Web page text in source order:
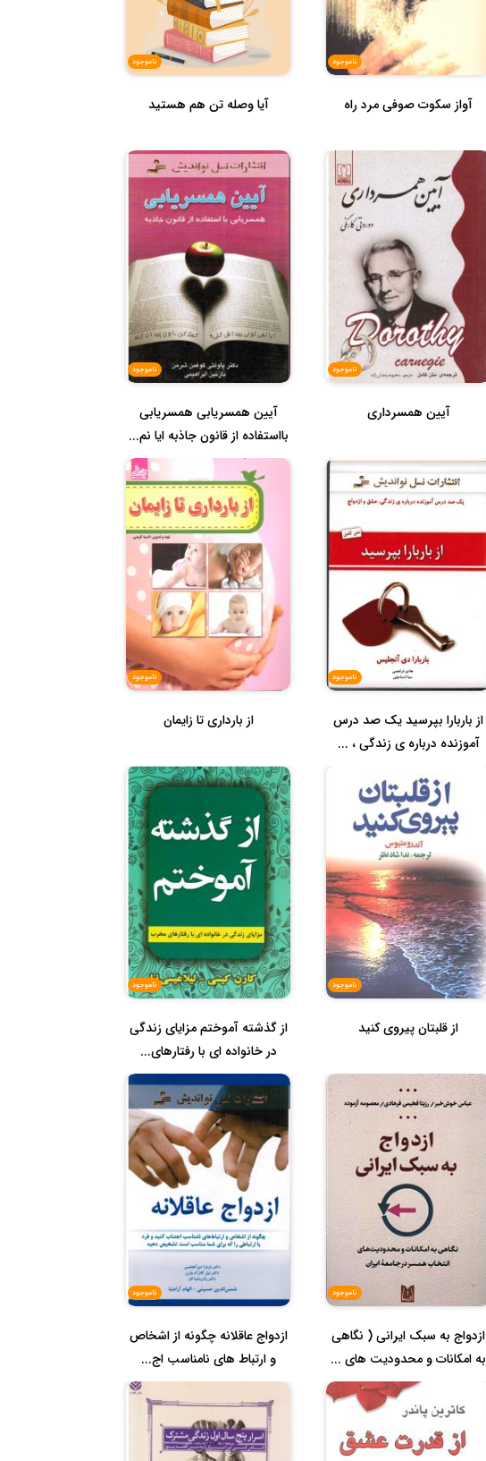
ناموجود
آواز سکوت صوفی مرد راه
ناموجود
آيا وصله تن هم هستيد
ناموجود
آیین همسرداری
ناموجود
آیین همسریابی همسریابی
بااستفاده از قانون جاذبه ایا نم...
ناموجود
از باربارا بپرسید یک صد درس
آموزنده درباره ی زندگی ، ...
ناموجود
از بارداری تا زایمان
ناموجود
از قلبتان پیروی کنید
ناموجود
از گذشته آموختم مزایای زندگی
در خانواده ای با رفتارهای...
ناموجود
ازدواج به سبک ایرانی ( نگاهی
به امکانات و محدودیت های ...
ناموجود
ازدواج عاقلانه چگونه از اشخاص
و ارتباط های نامناسب اج...